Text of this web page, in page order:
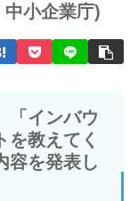
中小企業庁)
「インバウ
を教えてく
容を発表し